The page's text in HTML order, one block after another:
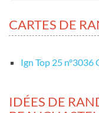
CARTES DE
Ign Top 25 nº3036
IDÉES DE